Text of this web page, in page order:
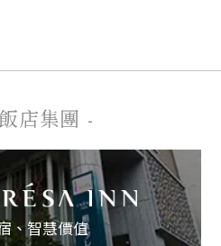
店集團 -
、智慧價值